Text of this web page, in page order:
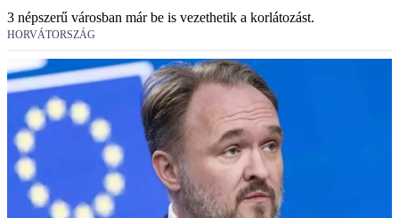
3 népszerű városban már be is vezethetik a korlátozást.
HORVÁTORSZÁG